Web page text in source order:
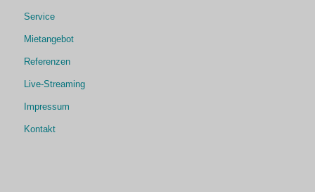
Service
Mietangebot
Referenzen
Live-Streaming
Impressum
Kontakt